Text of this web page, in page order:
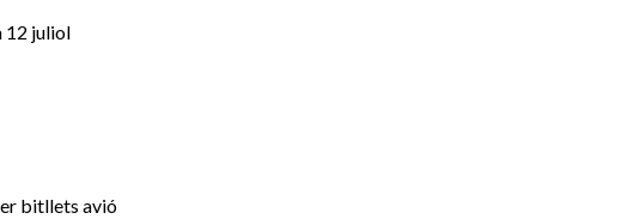
12 juliol
bitllets avió